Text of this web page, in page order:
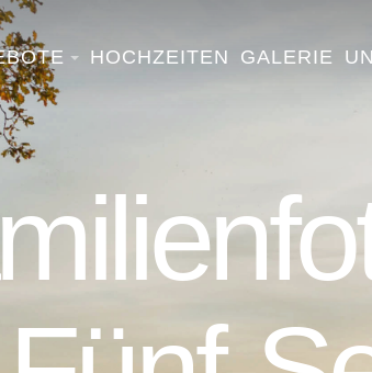
HOCHZEITEN GALERIE